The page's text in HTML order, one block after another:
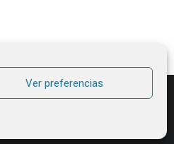
Ver preferencias